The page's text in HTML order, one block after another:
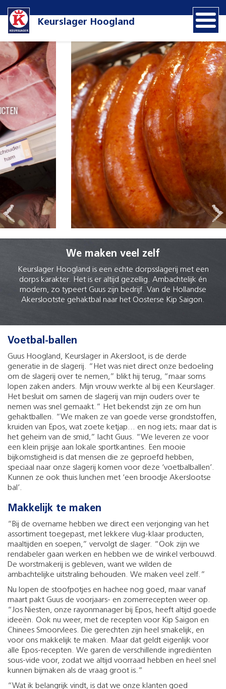
Keurslager Hoogland
We maken veel zelf
Keurslager Hoogland is een echte dorpsslagerij met een
dorps karakter. Het is er altijd gezellig. Ambachtelijk én
modern, zo typeert Guus zijn bedrijf. Van de Hollandse
Akerslootste gehaktbal naar het Oosterse Kip Saigon.
Voetbal-ballen
Guus Hoogland, Keurslager in Akersloot, is de derde
generatie in de slagerij. “Het was niet direct onze bedoeling
om de slagerij over te nemen,” blikt hij terug, “maar soms
lopen zaken anders. Mijn vrouw werkte al bij een Keurslager.
Het besluit om samen de slagerij van mijn ouders over te
nemen was snel gemaakt.” Het bekendst zijn ze om hun
gehaktballen. “We maken ze van goede verse grondstoffen,
kruiden van Epos, wat zoete ketjap... en nog iets; maar dat is
het geheim van de smid,” lacht Guus. “We leveren ze voor
een klein prijsje aan lokale sportkantines. Een mooie
bijkomstigheid is dat mensen die ze geproefd hebben,
speciaal naar onze slagerij komen voor deze ‘voetbalballen’.
Kunnen ze ook thuis lunchen met ‘een broodje Akerslootse
bal’.
Makkelijk te maken
“Bij de overname hebben we direct een verjonging van het
assortiment toegepast, met lekkere vlug-klaar producten,
maaltijden en soepen,” vervolgt de slager. “Ook zijn we
rendabeler gaan werken en hebben we de winkel verbouwd.
De worstmakerij is gebleven, want we wilden de
ambachtelijke uitstraling behouden. We maken veel zelf.”
Nu lopen de stoofpotjes en hachee nog goed, maar vanaf
maart pakt Guus de voorjaars- en zomerrecepten weer op.
“Jos Niesten, onze rayonmanager bij Epos, heeft altijd goede
ideeën. Ook nu weer, met de recepten voor Kip Saigon en
Chinees Smoorvlees. Die gerechten zijn heel smakelijk, en
voor ons makkelijk te maken. Maar dat geldt eigenlijk voor
alle Epos-recepten. We garen de verschillende ingrediënten
sous-vide voor, zodat we altijd voorraad hebben en heel snel
kunnen bijmaken als de vraag groot is.”
“Wat ik belangrijk vindt, is dat we onze klanten goed